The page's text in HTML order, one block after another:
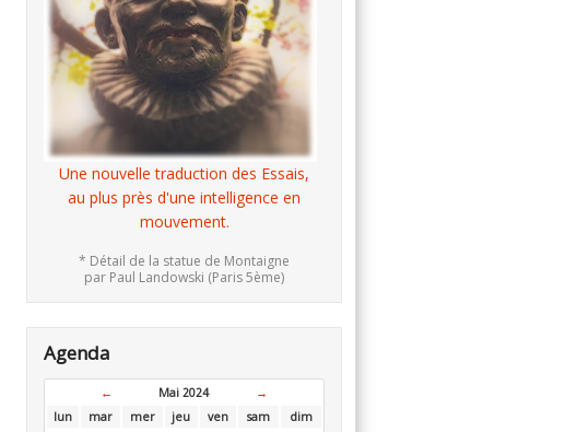
Une nouvelle traduction des Essais,
au plus près d'une intelligence en
mouvement.
* Détail de la statue de Montaigne
par Paul Landowski (Paris 5ème)
Agenda
← Mai 2024
→
lun
mar mer jeu ven sam
dim